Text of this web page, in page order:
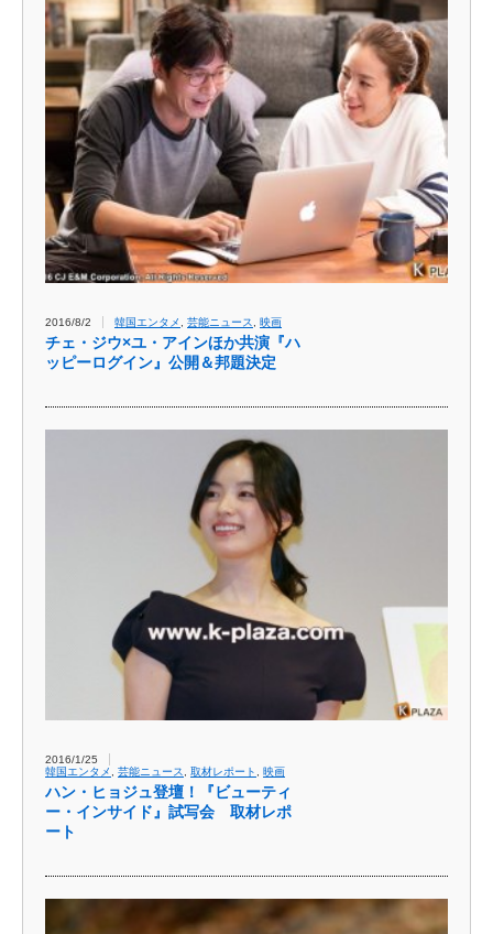
2016/8/2 韓国エンタメ 芸能ニュース 映画
チェ・ジウ×ユ・アインほか共演『ハ
ッピーログイン』公開＆邦題決定
2016/1/25
韓国エンタメ , 芸能ニュース, 取材レポート , 映画
ハン・ヒョジュ登壇！『ビューティ
ー・インサイド』試写会 取材レポ
ート